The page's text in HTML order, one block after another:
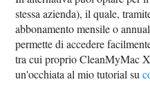
stessa azienda), il quale,
abbonamento mensile o
permette di accedere
tra cui proprio CleanMyMac
un'occhiata al mio tutorial su